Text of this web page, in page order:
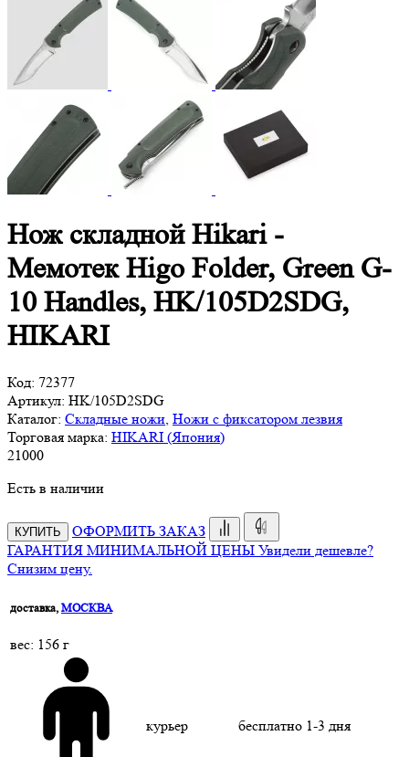
Нож складной Hikari -
Мемотек Higo Folder, Green G-
10 Handles, HK/105D2SDG,
HIKARI
Код: 72377
Артикул: HK/105D2SDG
Каталог: Складные ножи Ножи с фиксатором лезвия
Торговая марка: HIKARI (Япония)
21000
Есть в наличии
КУПИТЬ
ОФОРМИТЬ ЗАКАЗ
ГАРАНТИЯ МИНИМАЛЬНОЙ ЦЕНЫ Увидели дешевле?
Снизим цену.
доставка, МОСКВА
веc: 156 г
курьер бесплатно 1-3 дня